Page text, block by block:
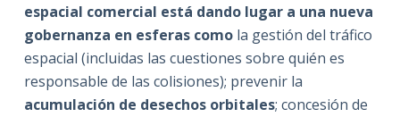
espacial comercial está dando lugar a una nueva
gobernanza en esferas comola gestión del tráfico
espacial (incluidas las cuestiones sobre quién es
responsable de las colisiones); prevenir la
acumulación de desechos orbitales; concesión de